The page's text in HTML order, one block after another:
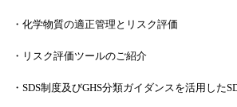
・化学物質の適正管理とリスク評価
・リスク評価ツールのご紹介
・ SDS制度及びGHS分類ガイダンスを活用した